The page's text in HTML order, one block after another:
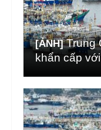
[ẢNH] Trung
khẩn cấp